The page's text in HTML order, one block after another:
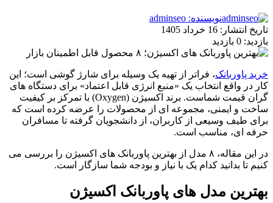
نویسنده: adminseo
تاریخ انتشار: 16 خرداد 1405
بازدید: 0 بازدید
خرید پاوربانک، فراتر از تهیه یک وسیله برای شارژ گوشی است؛ این
کار در واقع انتخاب یک «منبع انرژی قابل اعتماد» برای دستگاه های
گران قیمت شماست. برند اکسیژن (Oxygen) با تمرکز بر کیفیت
ساخت و ایمنی، مجموعه ای از محصولات را عرضه کرده است که
برای طیف وسیعی از کاربران، از دانشجویان گرفته تا مسافران
حرفه ای، مناسب است.
در این مقاله، ۸ مدل از بهترین پاوربانک های اکسیژن را بررسی می
کنیم تا بدانید کدام یک با نیاز و بودجه شما سازگار است.
بهترین مدل های پاوربانک اکسیژن